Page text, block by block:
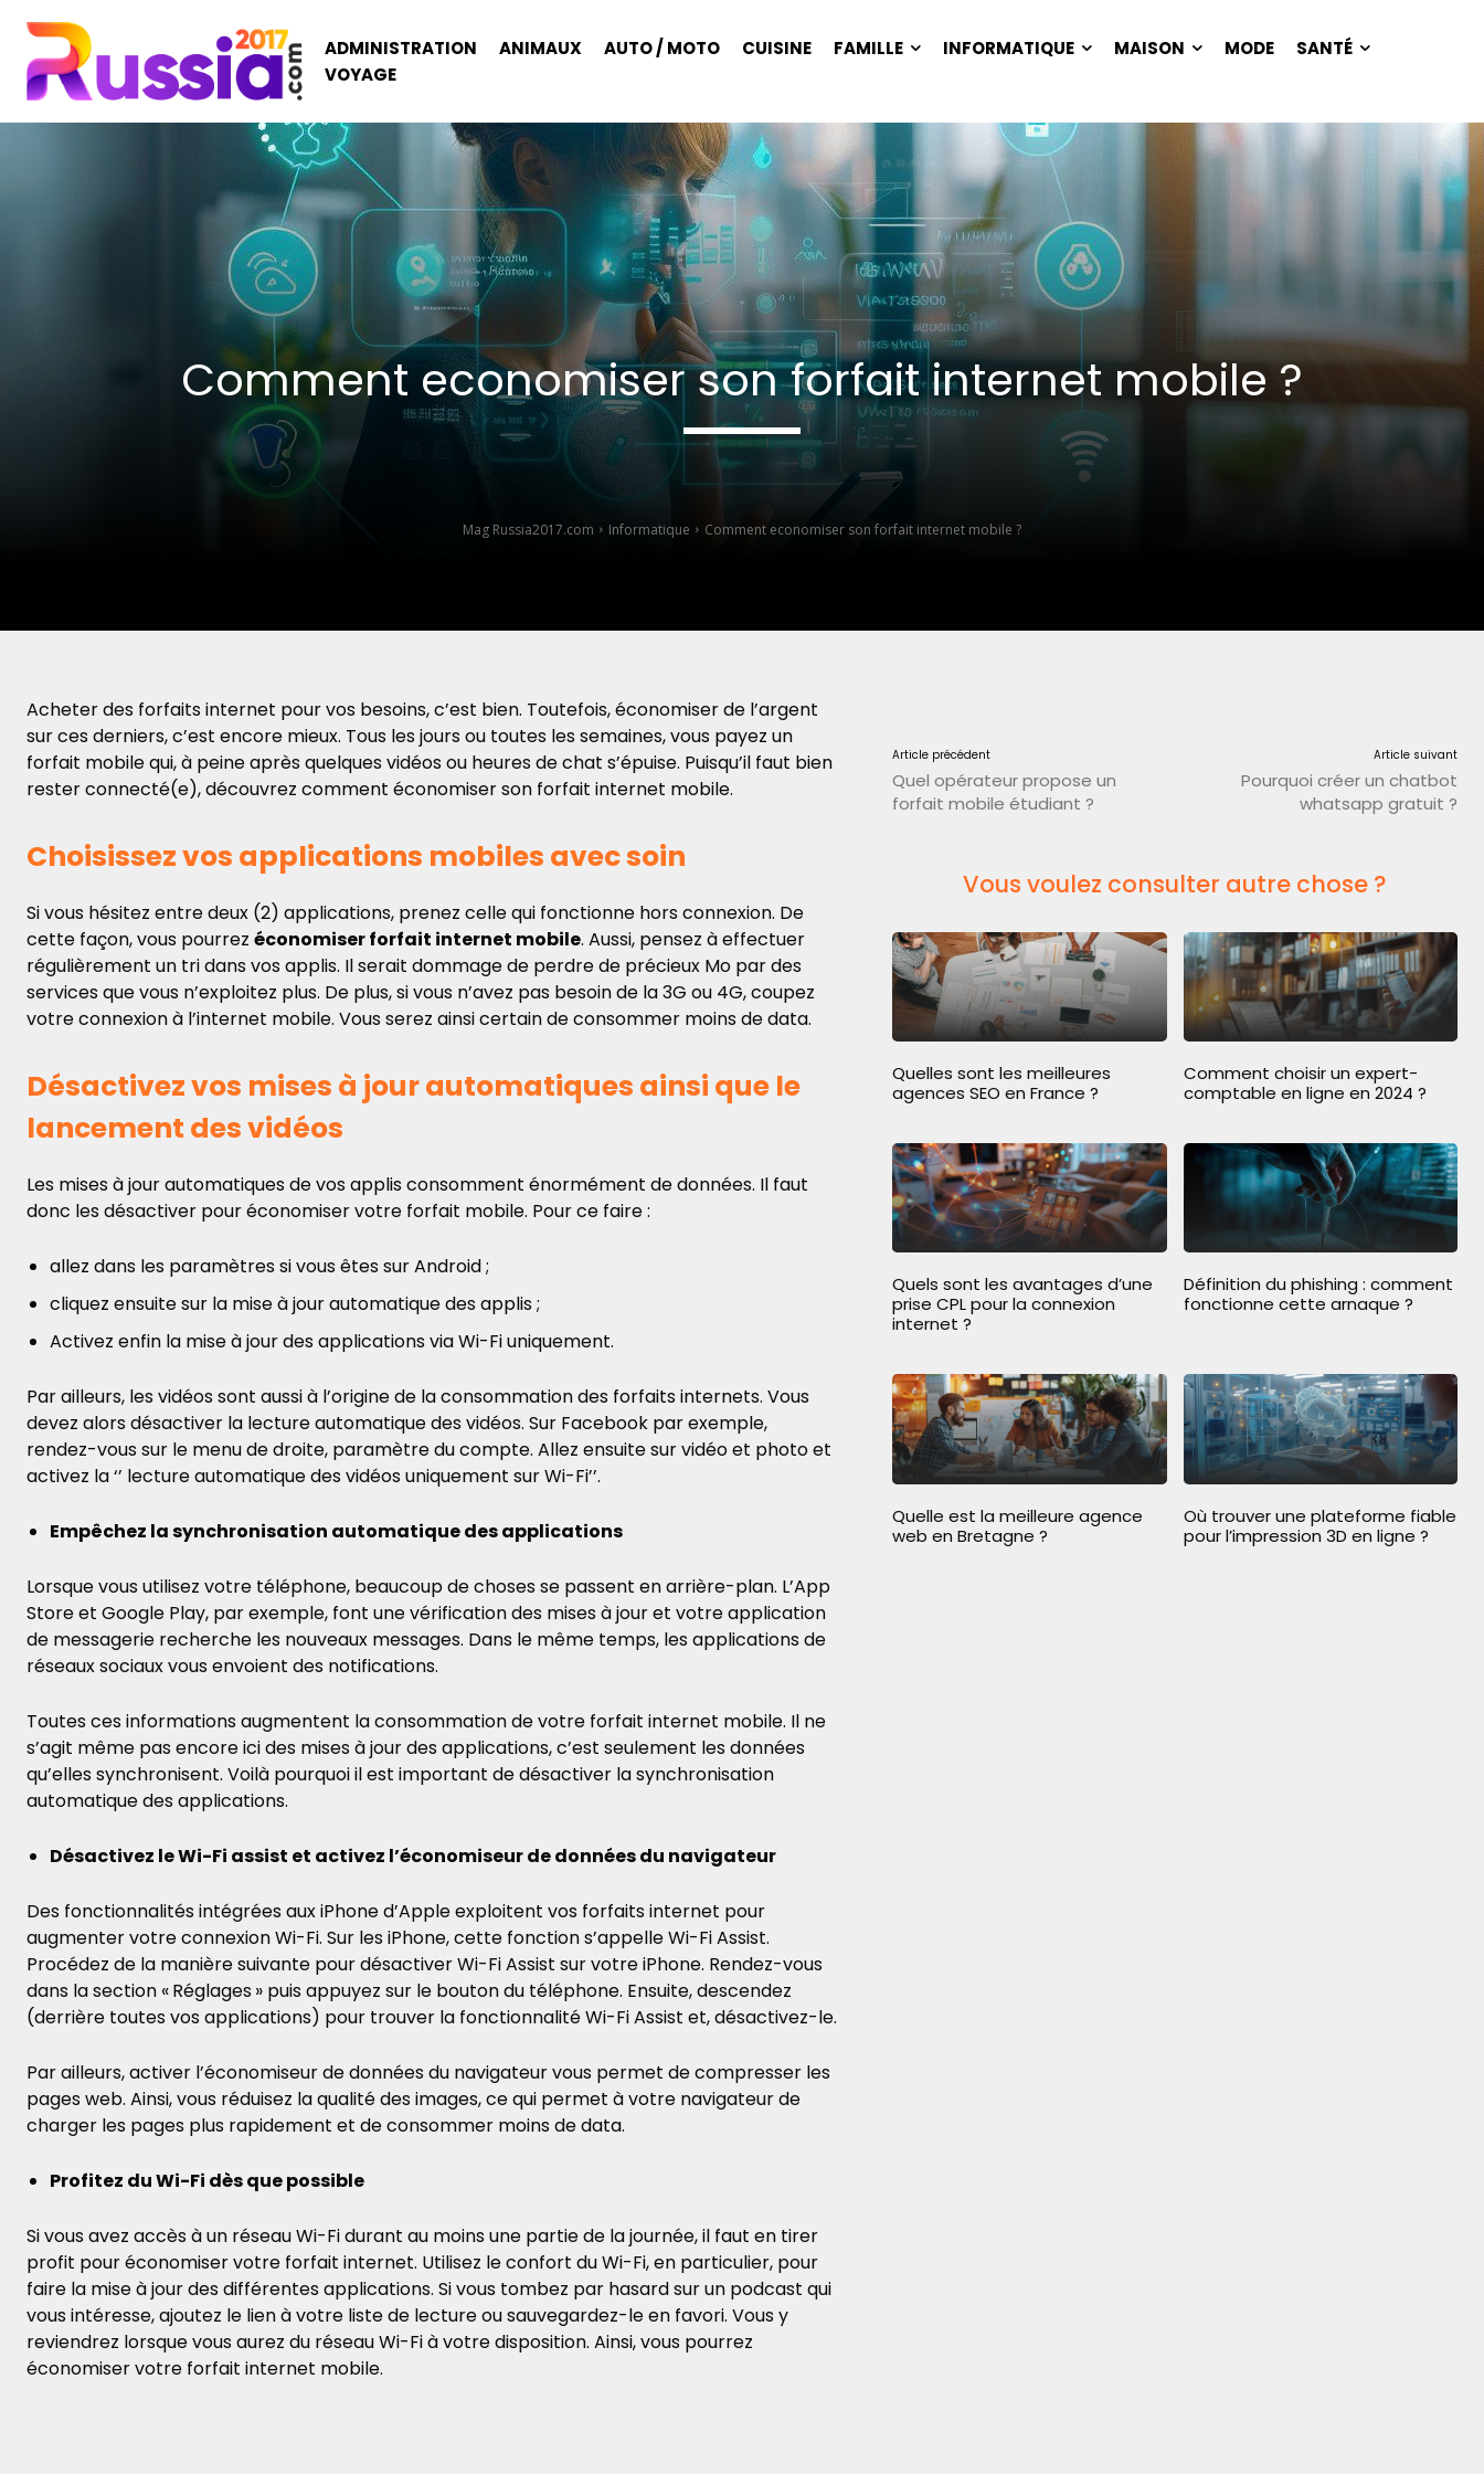
ADMINISTRATION ANIMAUX AUTO / MOTO CUISINE FAMILLE INFORMATIQUE MAISON MODE
SANTÉ
VOYAGE
Comment economiser son forfait internet mobile ?
Mag Russia2017.com Informatique Comment economiser son forfait internet mobile ?
Acheter des forfaits internet pour vos besoins, c’est bien. Toutefois, économiser de l’argent
sur ces derniers, c’est encore mieux. Tous les jours ou toutes les semaines, vous payez un
forfait mobile qui, à peine après quelques vidéos ou heures de chat s’épuise. Puisqu’il faut bien
rester connecté(e), découvrez comment économiser son forfait internet mobile.
Choisissez vos applications mobiles avec soin
Si vous hésitez entre deux (2) applications, prenez celle qui fonctionne hors connexion. De
cette façon, vous pourrez économiser forfait internet mobile. Aussi, pensez à effectuer
régulièrement un tri dans vos applis. Il serait dommage de perdre de précieux Mo par des
services que vous n’exploitez plus. De plus, si vous n’avez pas besoin de la 3G ou 4G, coupez
votre connexion à l’internet mobile. Vous serez ainsi certain de consommer moins de data.
Désactivez vos mises à jour automatiques ainsi que le
lancement des vidéos
Les mises à jour automatiques de vos applis consomment énormément de données. Il faut
donc les désactiver pour économiser votre forfait mobile. Pour ce faire :
allez dans les paramètres si vous êtes sur Android ;
cliquez ensuite sur la mise à jour automatique des applis ;
Activez enfin la mise à jour des applications via Wi-Fi uniquement.
Par ailleurs, les vidéos sont aussi à l’origine de la consommation des forfaits internets. Vous
devez alors désactiver la lecture automatique des vidéos. Sur Facebook par exemple,
rendez-vous sur le menu de droite, paramètre du compte. Allez ensuite sur vidéo et photo et
activez la ‘’ lecture automatique des vidéos uniquement sur Wi-Fi’’.
Empêchez la synchronisation automatique des applications
Lorsque vous utilisez votre téléphone, beaucoup de choses se passent en arrière-plan. L’App
Store et Google Play, par exemple, font une vérification des mises à jour et votre application
de messagerie recherche les nouveaux messages. Dans le même temps, les applications de
réseaux sociaux vous envoient des notifications.
Toutes ces informations augmentent la consommation de votre forfait internet mobile. Il ne
s’agit même pas encore ici des mises à jour des applications, c’est seulement les données
qu’elles synchronisent. Voilà pourquoi il est important de désactiver la synchronisation
automatique des applications.
Désactivez le Wi-Fi assist et activez l’économiseur de données du navigateur
Des fonctionnalités intégrées aux iPhone d’Apple exploitent vos forfaits internet pour
augmenter votre connexion Wi-Fi. Sur les iPhone, cette fonction s’appelle Wi-Fi Assist.
Procédez de la manière suivante pour désactiver Wi-Fi Assist sur votre iPhone. Rendez-vous
dans la section « Réglages » puis appuyez sur le bouton du téléphone. Ensuite, descendez
(derrière toutes vos applications) pour trouver la fonctionnalité Wi-Fi Assist et, désactivez-le.
Par ailleurs, activer l’économiseur de données du navigateur vous permet de compresser les
pages web. Ainsi, vous réduisez la qualité des images, ce qui permet à votre navigateur de
charger les pages plus rapidement et de consommer moins de data.
Profitez du Wi-Fi dès que possible
Si vous avez accès à un réseau Wi-Fi durant au moins une partie de la journée, il faut en tirer
profit pour économiser votre forfait internet. Utilisez le confort du Wi-Fi, en particulier, pour
faire la mise à jour des différentes applications. Si vous tombez par hasard sur un podcast qui
vous intéresse, ajoutez le lien à votre liste de lecture ou sauvegardez-le en favori. Vous y
reviendrez lorsque vous aurez du réseau Wi-Fi à votre disposition. Ainsi, vous pourrez
économiser votre forfait internet mobile.
Article précédent
Quel opérateur propose un
forfait mobile étudiant ?
Article suivant
Pourquoi créer un chatbot
whatsapp gratuit ?
Vous voulez consulter autre chose ?
Quelles sont les meilleures
agences SEO en France ?
Comment choisir un expert-
comptable en ligne en 2024 ?
Quels sont les avantages d’une
prise CPL pour la connexion
internet ?
Définition du phishing : comment
fonctionne cette arnaque ?
Quelle est la meilleure agence
web en Bretagne ?
Où trouver une plateforme fiable
pour l’impression 3D en ligne ?